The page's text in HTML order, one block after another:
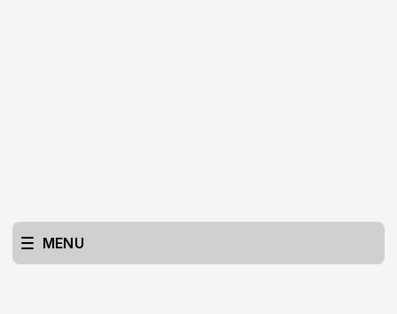
MENU